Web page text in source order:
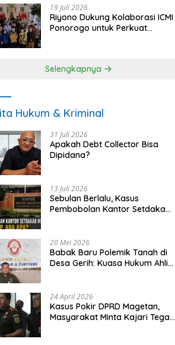
19 Juli 2026
Riyono Dukung Kolaborasi ICMI
Ponorogo untuk Perkuat
Selengkapnya
Hukum & Kriminal
31 Juli 2026
Apakah Debt Collector Bisa
Dipidana?
13 Juli 2026
Sebulan Berlalu, Kasus
Pembobolan Kantor Setdakab
20 Mei 2026
Babak Baru Polemik Tanah di
Desa Gerih: Kuasa Hukum Ahli
24 April 2026
Kasus Pokir DPRD Magetan,
Masyarakat Minta Kajari Tegak